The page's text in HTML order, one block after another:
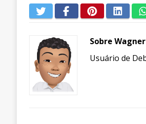
Sobre
Usuário de